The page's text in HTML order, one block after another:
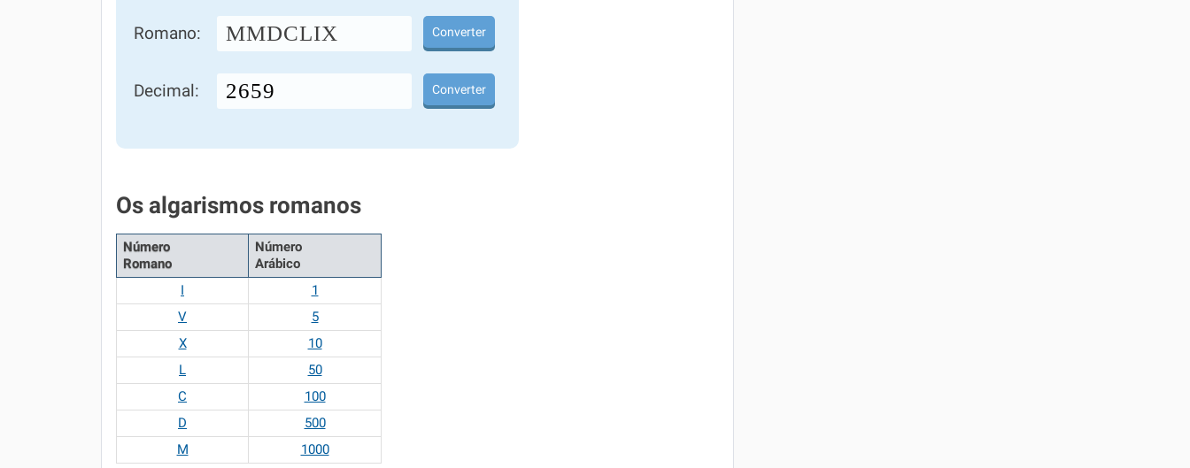
Romano: MMDCLIX Converter
Decimal: Converter
Os algarismos romanos
Número
Romano
Número
Arábico
I
1
V
5
X
10
L
50
C
100
D
500
M
1000